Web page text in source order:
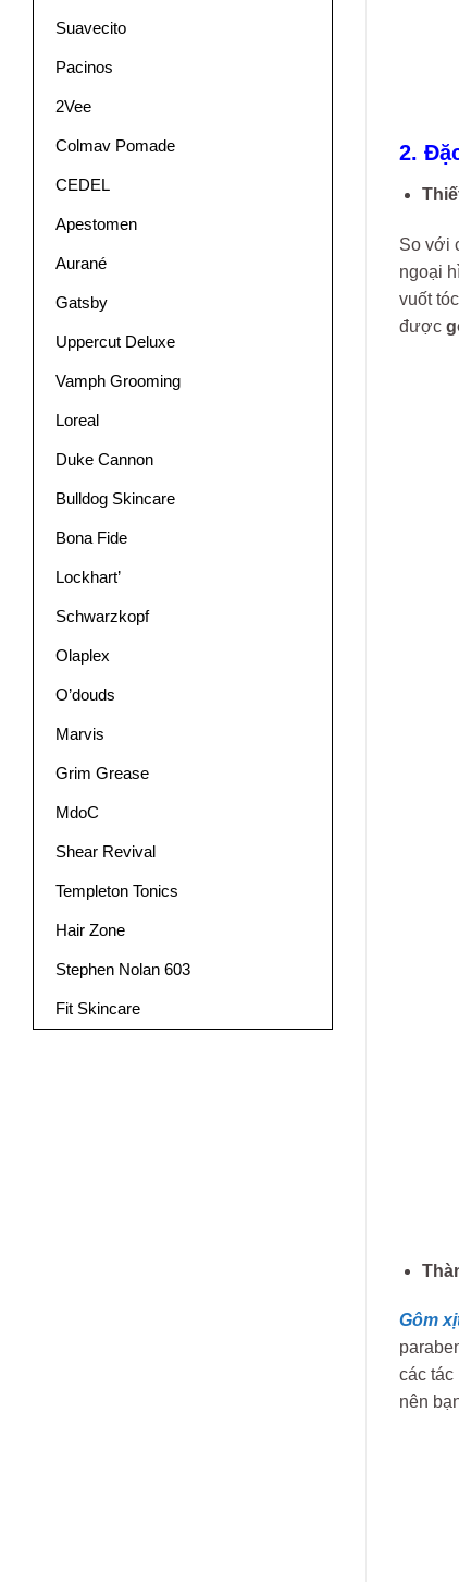
Suavecito
Pacinos
2Vee
Colmav Pomade
CEDEL
Apestomen
Aurané
Gatsby
Uppercut Deluxe
Vamph Grooming
Loreal
Duke Cannon
Bulldog Skincare
Bona Fide
Lockhart’
Schwarzkopf
Olaplex
O’douds
Marvis
Grim Grease
MdoC
Shear Revival
Templeton Tonics
Hair Zone
Stephen Nolan 603
Fit Skincare
2.
So với
ngoại
vuốt
được
Gôm
các tác
nên